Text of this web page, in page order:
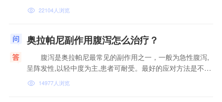
22104人浏览
奥拉帕尼副作用腹泻怎么治疗？
腹泻是奥拉帕尼最常见的副作用之一，一般为急性腹泻,
呈阵发性,以轻中度为主,患者可耐受。最好的应对方法是不要
吃得太饱,水不要一次喝得...
14977人浏览